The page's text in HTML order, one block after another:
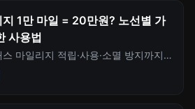
1만 마일 = 20만원? 노선별 가
사용법
마일리지 적립·사용·소멸 방지까지
마일 가치(20원~191원), 공제표, 카드
통합 전환까지 한 번에 정리합니다.